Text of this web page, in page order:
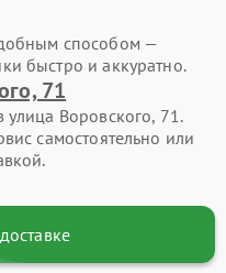
способом —
быстро и аккуратно.
71
Воровского, 71.
самостоятельно или